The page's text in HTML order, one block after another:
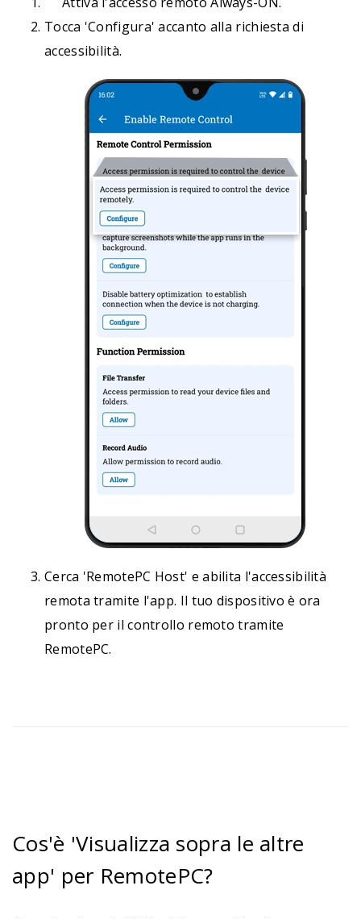
Tocca 'Configura' accanto alla richiesta di
accessibilità.
Cerca 'RemotePC Host' e abilita l'accessibilità
remota tramite l'app. Il tuo dispositivo è ora
pronto per il controllo remoto tramite
RemotePC.
Cos'è 'Visualizza sopra le altre
app' per RemotePC?